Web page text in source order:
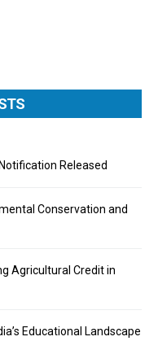
Released
Conservation and
Agricultural Credit in
Educational Landscape